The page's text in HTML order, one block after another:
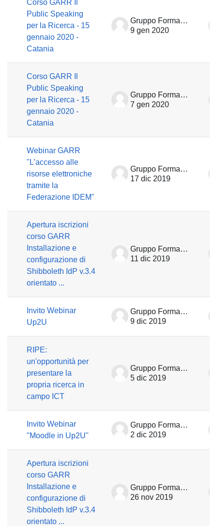
Corso GARR Il
Public Speaking
per la Ricerca - 15
gennaio 2020 -
Catania
Gruppo Formazione
9 gen 2020
Corso GARR Il
Public Speaking
per la Ricerca - 15
gennaio 2020 -
Catania
Gruppo Formazione
7 gen 2020
Webinar GARR
"L’accesso alle
risorse elettroniche
tramite la
Federazione IDEM"
Gruppo Formazione
17 dic 2019
Apertura iscrizioni
corso GARR
Installazione e
configurazione di
Shibboleth IdP v.3.4
orientato ...
Gruppo Formazione
11 dic 2019
Invito Webinar
Up2U
Gruppo Formazione
9 dic 2019
RIPE:
un'opportunità per
presentare la
propria ricerca in
campo ICT
Gruppo Formazione
5 dic 2019
Invito Webinar
"Moodle in Up2U"
Gruppo Formazione
2 dic 2019
Apertura iscrizioni
corso GARR
Installazione e
configurazione di
Shibboleth IdP v.3.4
orientato ...
Gruppo Formazione
26 nov 2019